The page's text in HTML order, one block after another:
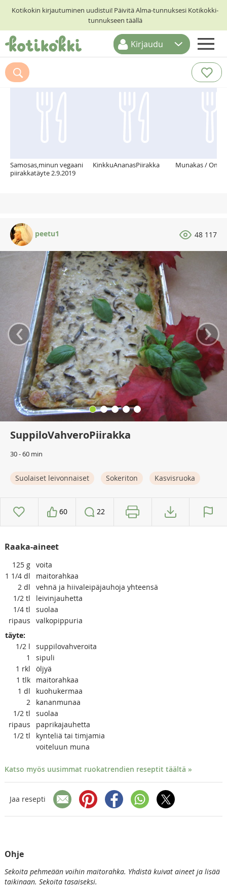
Kotikokin kirjautuminen uudistui! Päivitä Alma-tunnuksesi Kotikokki-
tunnukseen täällä
ETUSIVU
RESEPTIHAKU
Kirjaudu
Suosittelemme myös
Samosas,minun vegaani
piirakkatäyte 2.9.2019
KinkkuAnanasPiirakka Munakas /
peetu1 48 117
‹ ›
SuppiloVahveroPiirakka
30 - 60 min
Suolaiset leivonnaiset Sokeriton Kasvisruoka
60 22
Raaka-aineet
125 g voita
1 1/4 dl
maitorahkaa
2 dl
vehnä ja hiivaleipäjauhoja yhteensä
1/2 tl
leivinjauhetta
1/4 tl
suolaa
ripaus
valkopippuria
täyte:
1/2 l
suppilovahveroita
1
sipuli
1 rkl
öljyä
1 tlk
maitorahkaa
1 dl
kuohukermaa
2
kananmunaa
1/2 tl
suolaa
ripaus
paprikajauhetta
1/2 tl
kynteliä tai timjamia
voiteluun muna
Katso myös uusimmat ruokatrendien reseptit täältä »
Jaa resepti
Ohje
Sekoita pehmeään voihin maitorahka. Yhdistä kuivat aineet ja lisää
taikinaan. Sekoita tasaiseksi.